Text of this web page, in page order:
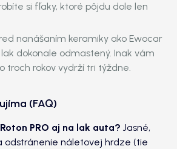
si fľaky, ktoré pôjdu dole len
nanášaním keramiky ako Ewocar
dokonale odmastený. Inak vám
troch rokov vydrží tri týždne.
(FAQ)
PRO aj na lak auta? Jasné,
odstránenie náletovej hrdze (tie